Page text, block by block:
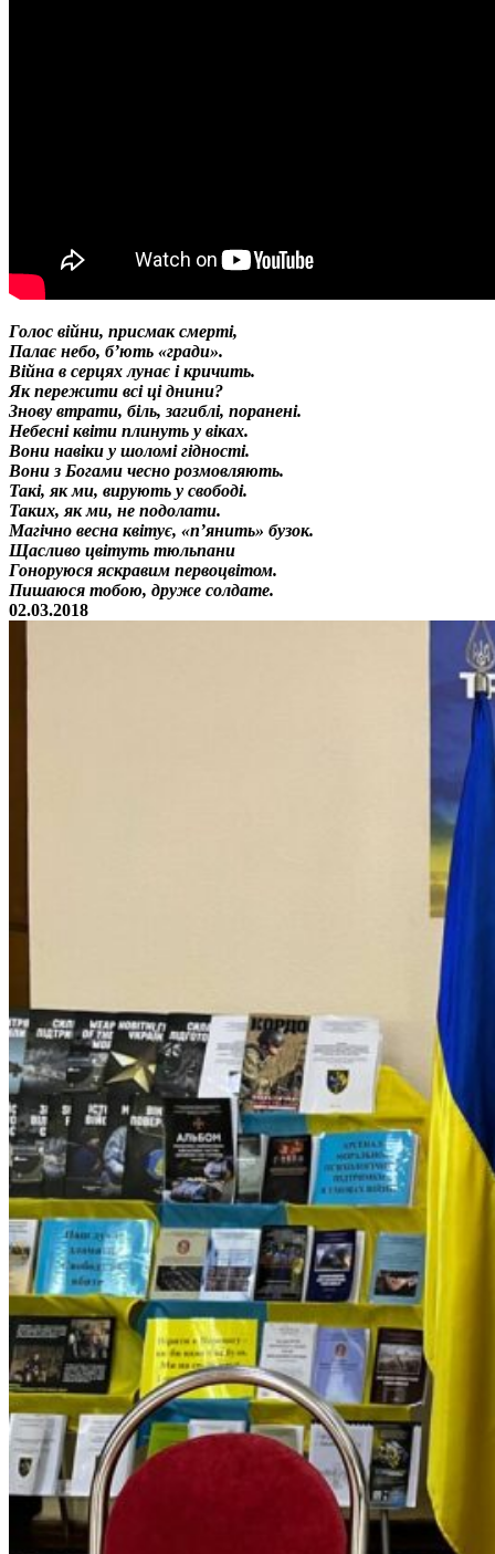
Голос війни, присмак смерті,
Палає небо, б’ють «гради».
Війна в серцях лунає і кричить.
Як пережити всі ці днини?
Знову втрати, біль, загиблі, поранені.
Небесні квіти плинуть у віках.
Вони навіки у шоломі гідності.
Вони з Богами чесно розмовляють.
Такі, як ми, вирують у свободі.
Таких, як ми, не подолати.
Магічно весна квітує, «п’янить» бузок.
Щасливо цвітуть тюльпани
Гоноруюся яскравим первоцвітом.
Пишаюся тобою, друже солдате.
02.03.2018